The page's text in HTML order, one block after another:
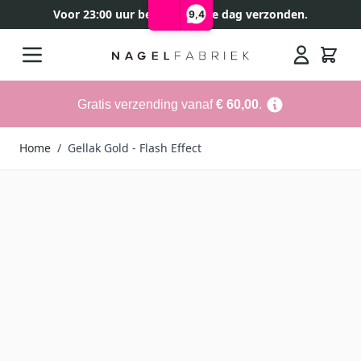
9,4
Voor 23:00 uur besteld, zelfde dag verzonden.
Gratis verzending vanaf€ 60,00.
Home / Gellak Gold - Flash Effect